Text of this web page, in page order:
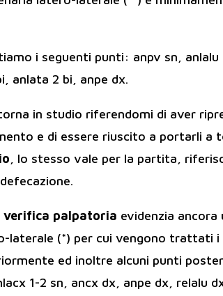
i seguenti punti: anpv sn, anlalu
anlata 2 bi, anpe dx.
in studio riferendomi di aver
e di essere riuscito a portarli a
, lo stesso vale per la partita,
verifica palpatoria evidenzia ancora
laterale (*) per cui vengono trattati
ed inoltre alcuni punti
1-2 sn, ancx dx, anpe dx, relalu